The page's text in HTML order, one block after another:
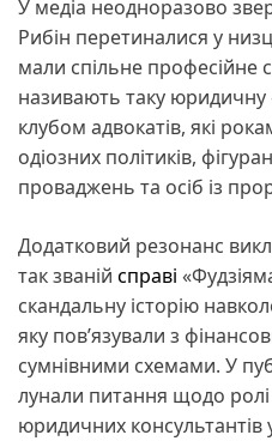
У медіа неодноразово
Рибін перетиналися у
мали спільне професійне
називають таку юридичну
клубом адвокатів, які
одіозних політиків,
проваджень та осіб із
Додатковий резонанс
так званій справі
скандальну історію
яку пов’язували з
сумнівними схемами. У
лунали питання щодо ролі
юридичних консультантів